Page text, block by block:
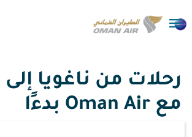

رحلات من ناغويا
مع Oman Air بدءًا